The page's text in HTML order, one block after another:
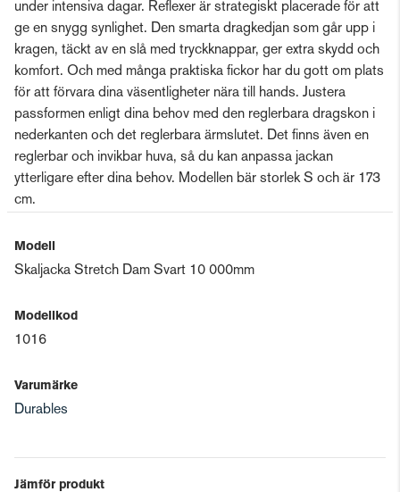
under intensiva dagar. Reflexer är strategiskt placerade för att
ge en snygg synlighet. Den smarta dragkedjan som går upp i
kragen, täckt av en slå med tryckknappar, ger extra skydd och
komfort. Och med många praktiska fickor har du gott om plats
för att förvara dina väsentligheter nära till hands. Justera
passformen enligt dina behov med den reglerbara dragskon i
nederkanten och det reglerbara ärmslutet. Det finns även en
reglerbar och invikbar huva, så du kan anpassa jackan
ytterligare efter dina behov. Modellen bär storlek S och är 173
cm.
Modell
Skaljacka Stretch Dam Svart 10 000mm
Modellkod
1016
Varumärke
Durables
Jämför produkt